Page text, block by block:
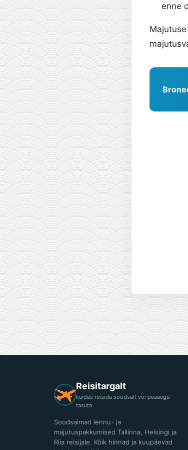
enne
Reisitargalt
kuidas reisida soodsalt või peaaegu
tasuta
Soodsaimad lennu- ja
majutuspakkumised Tallinna, Helsingi ja
Riia reisijale. Kõik hinnad ja kuupäevad